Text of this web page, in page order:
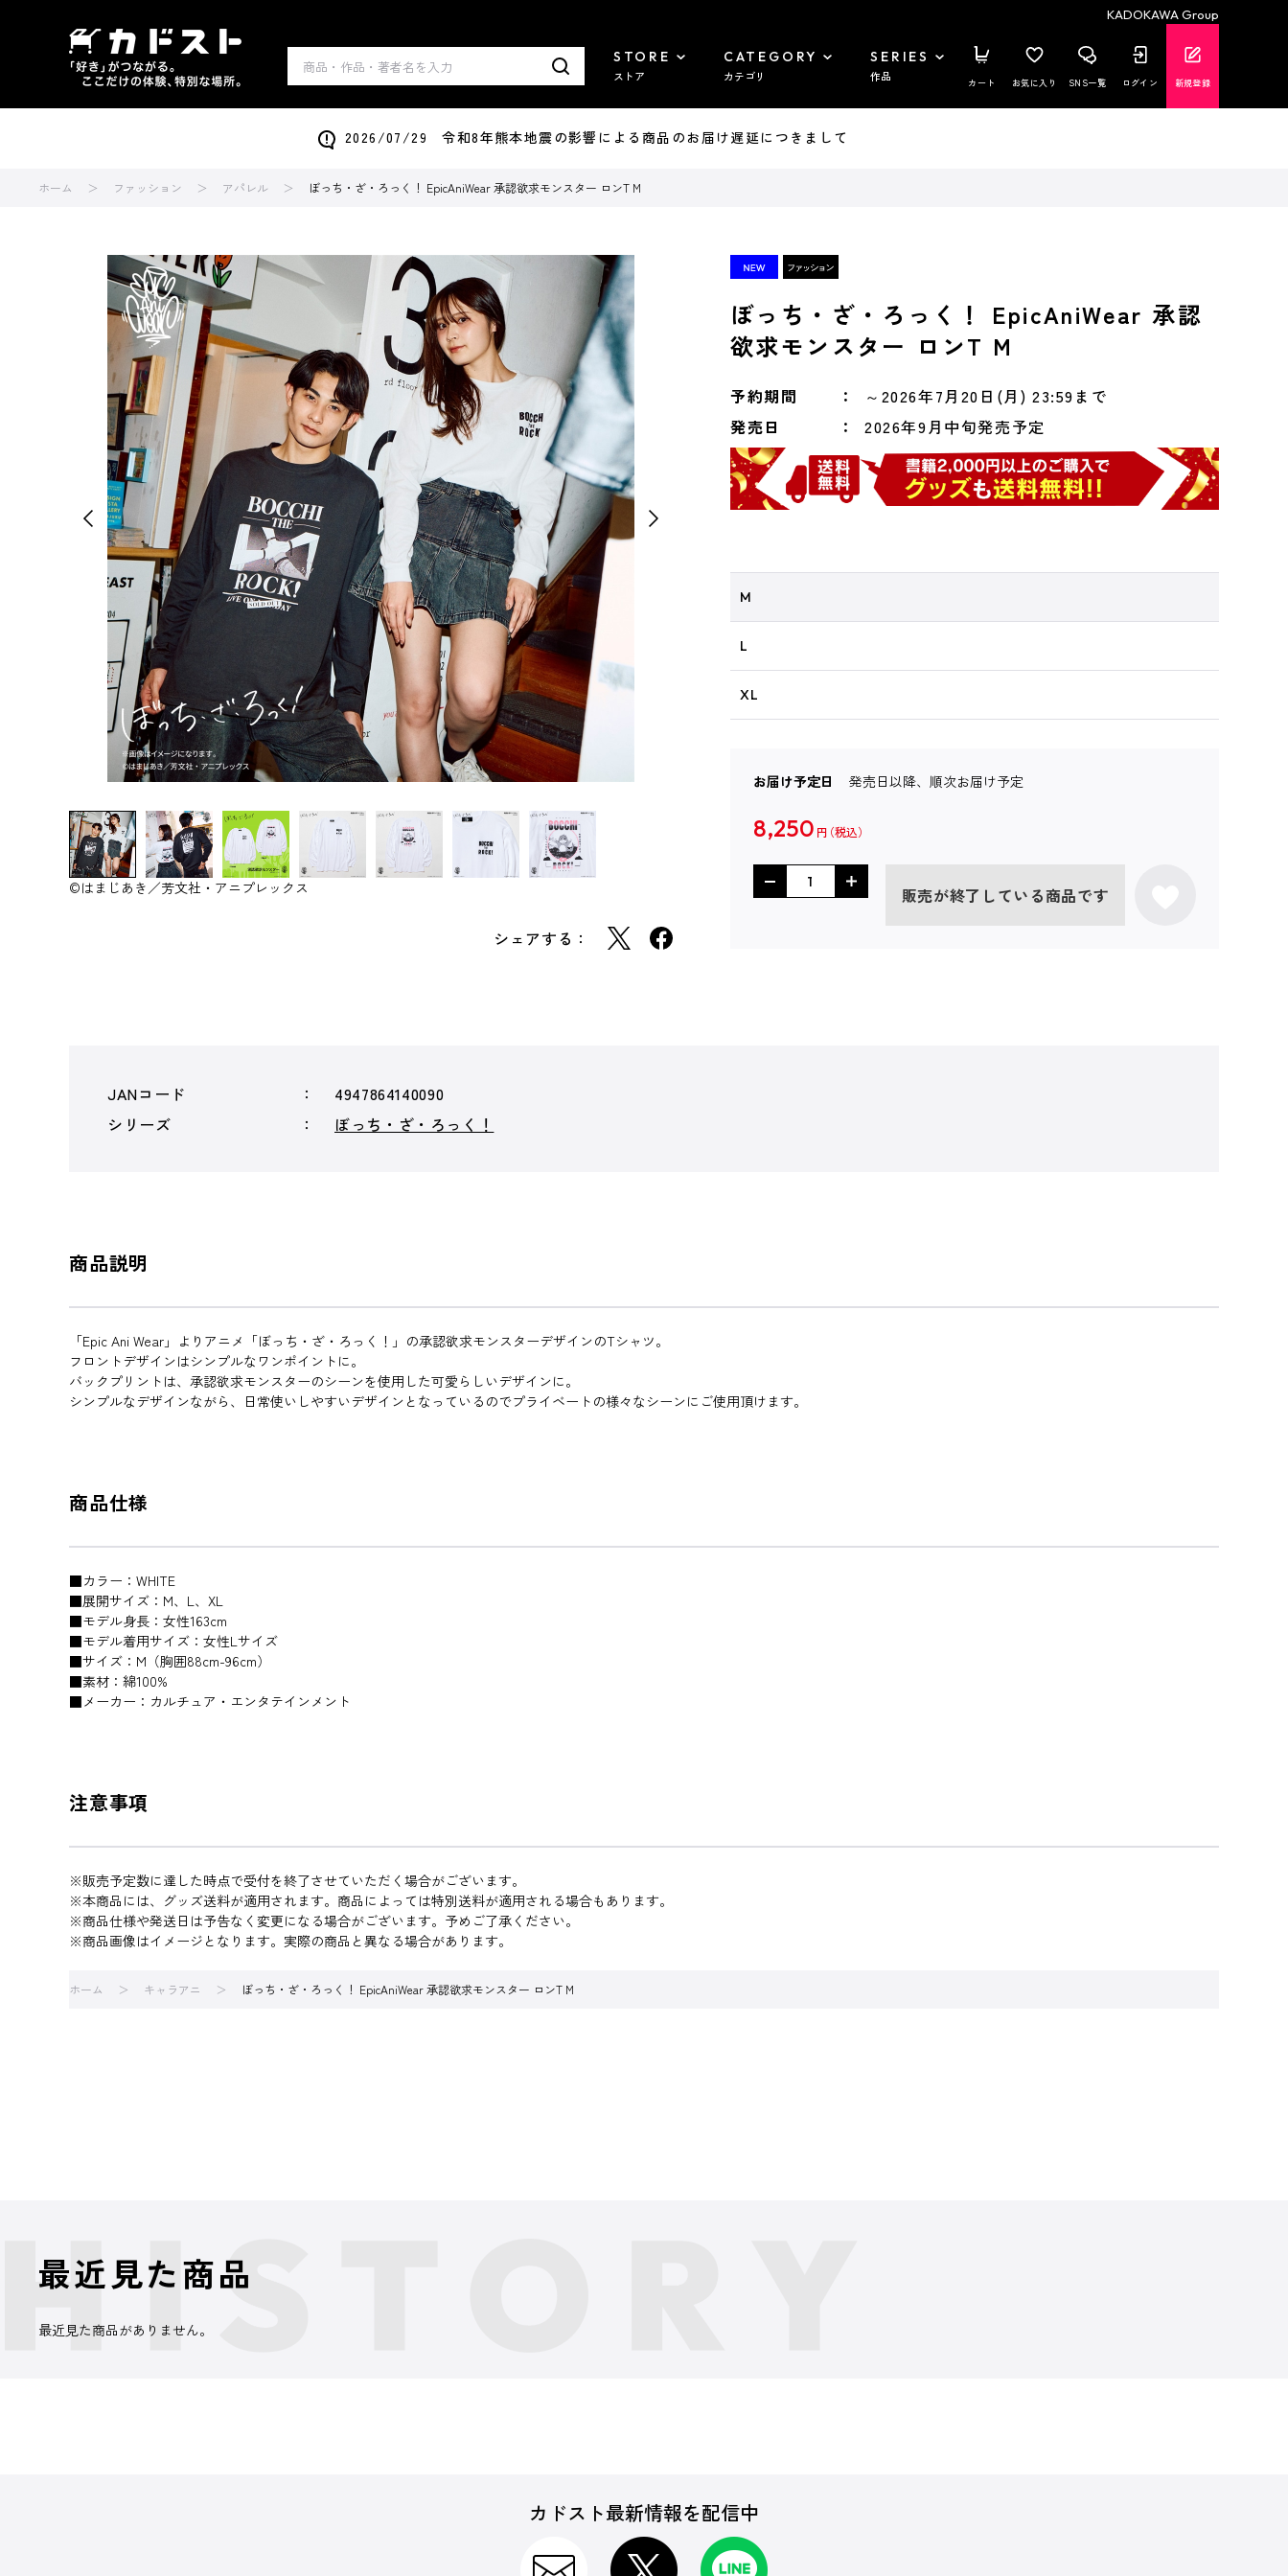
KADOKAWA Group
STORE
ストア
CATEGORY
カテゴリ
SERIES
作品 カート お気に入り SNS一覧 ログイン 新規登録
2026/07/29 令和8年熊本地震の影響による商品のお届け遅延につきまして
ホーム ファッション アパレル ぼっち・ざ・ろっく！ EpicAniWear 承認欲求モンスター ロンT M
©はまじあき／芳文社・アニプレックス
シェアする：
ぼっち・ざ・ろっく！ EpicAniWear 承認
欲求モンスター ロンT M
予約期間
～2026年7月20日(月) 23:59まで
発売日
2026年9月中旬発売予定
M
L
XL
お届け予定日 発売日以降、順次お届け予定
8,250 円
販売が終了している商品です
JANコード
4947864140090
シリーズ
ぼっち・ざ・ろっく！
商品説明
「Epic Ani Wear」よりアニメ「ぼっち・ざ・ろっく！」の承認欲求モンスターデザインのTシャツ。
フロントデザインはシンプルなワンポイントに。
バックプリントは、承認欲求モンスターのシーンを使用した可愛らしいデザインに。
シンプルなデザインながら、日常使いしやすいデザインとなっているのでプライベートの様々なシーンにご使用頂けます。
商品仕様
■カラー：WHITE
■展開サイズ：M、L、XL
■モデル身長：女性163cm
■モデル着用サイズ：女性Lサイズ
■サイズ：M（胸囲88cm-96cm）
■素材：綿100%
■メーカー：カルチュア・エンタテインメント
注意事項
※販売予定数に達した時点で受付を終了させていただく場合がございます。
※本商品には、グッズ送料が適用されます。商品によっては特別送料が適用される場合もあります。
※商品仕様や発送日は予告なく変更になる場合がございます。予めご了承ください。
※商品画像はイメージとなります。実際の商品と異なる場合があります。
ホーム キャラアニ ぼっち・ざ・ろっく！ EpicAniWear 承認欲求モンスター ロンT M
最近見た商品
最近見た商品がありません。
カドスト最新情報を配信中